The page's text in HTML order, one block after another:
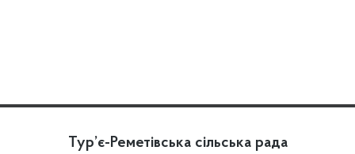
Тур’є-Реметівська сільська рада